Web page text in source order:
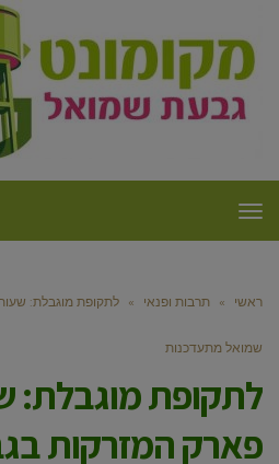
תפריט
ראשי » תרבות ופנאי » לתקופת מוגבלת:
שמואל מתעדכנות
לתקופת מוגבלת:
פארק המזרקות